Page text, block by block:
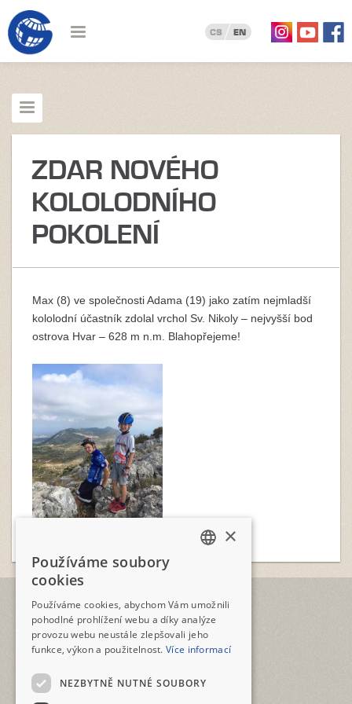
CS EN
ZDAR NOVÉHO
KOLOLODNÍHO
POKOLENÍ
Max (8) ve společnosti Adama (19) jako zatím nejmladší
kololodní účastník zdolal vrchol Sv. Nikoly – nejvyšší bod
ostrova Hvar – 628 m n.m. Blahopřejeme!
TELEFON
+420 2573 12345
E-MAIL
×
Používáme soubory
cookies
Používáme cookies, abychom Vám umožnili
pohodlné prohlížení webu a díky analýze
provozu webu neustále zlepšovali jeho
funkce, výkon a použitelnost.Více informací
NEZBYTNĚ NUTNÉ SOUBORY